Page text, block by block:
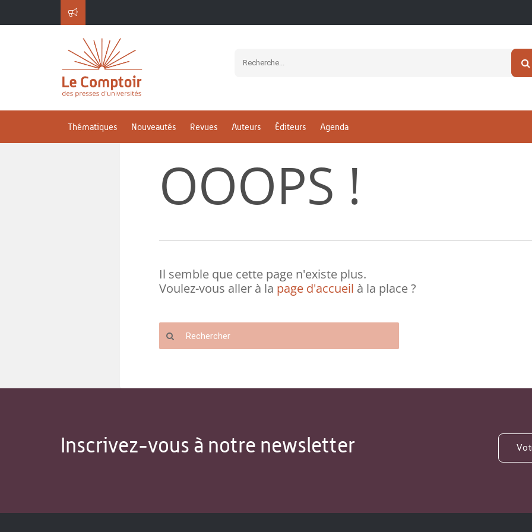
Thématiques Nouveautés Revues Auteurs Éditeurs Agenda
OOOPS !
Il semble que cette page n'existe plus.
Voulez-vous aller à la page d'accueil à la place ?
Inscrivez-vous à notre newsletter